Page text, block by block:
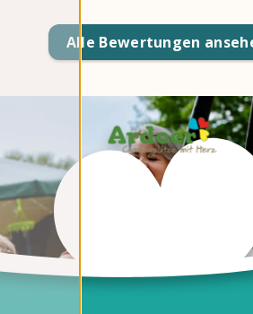
Alle Bewertungen